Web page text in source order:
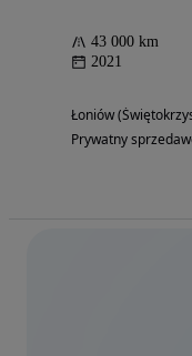
43 000 km
2021
Łoniów
Prywatny